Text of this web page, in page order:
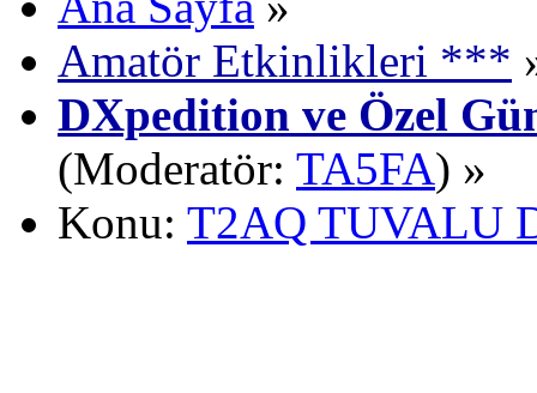
Amatör Etkinlikleri ***
DXpedition ve Özel
(Moderatör: TA5FA) »
Konu: T2AQ TUVALU